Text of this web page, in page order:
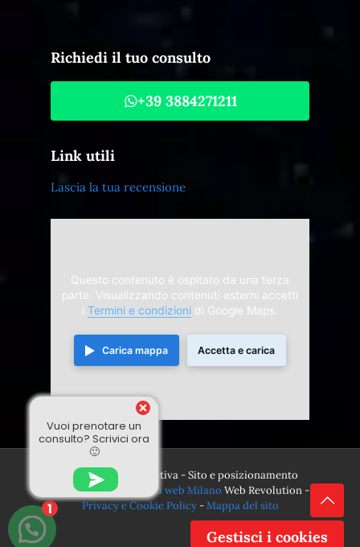
Richiedi il tuo consulto
+39 3884271211
Link utili
Lascia la tua recensione
Questo contenuto è ospitato da una terza
parte. Visualizzando contenuti esterni accetti
i Termini e condizioni di Google Maps.
Carica mappa Accetta e carica
© 2024 Divina Sensitiva - Sito e posizionamento
realizzato dall'
Agenzia web Milano Web Revolution -
Privacy e Cookie Policy-Mappa del sito
Vuoi prenotare un
consulto? Scrivici ora
🙂
1
Gestisci i cookies